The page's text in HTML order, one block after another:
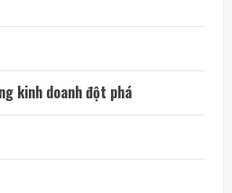
kinh doanh đột phá